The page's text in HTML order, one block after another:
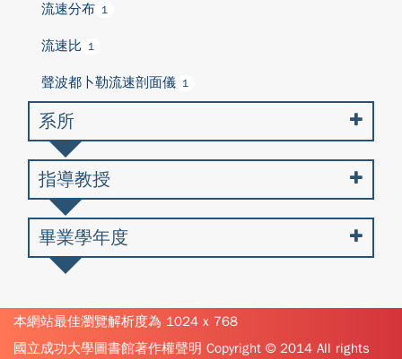
流速分布 1
流速比 1
聲波都卜勒流速剖面儀 1
系所
指導教授
畢業學年度
本網站最佳瀏覽解析度為 1024 x 768
國立成功大學圖書館著作權聲明 Copyright © 2014 All rights